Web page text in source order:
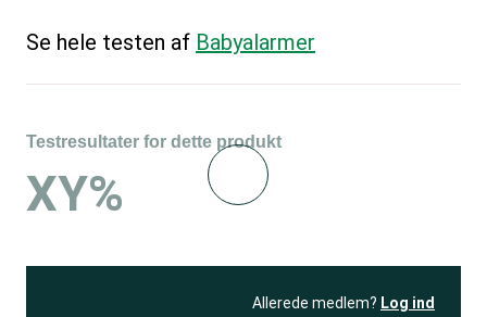
Se hele testen af Babyalarmer
Testresultater for dette produkt
XY%
Allerede medlem? Log ind